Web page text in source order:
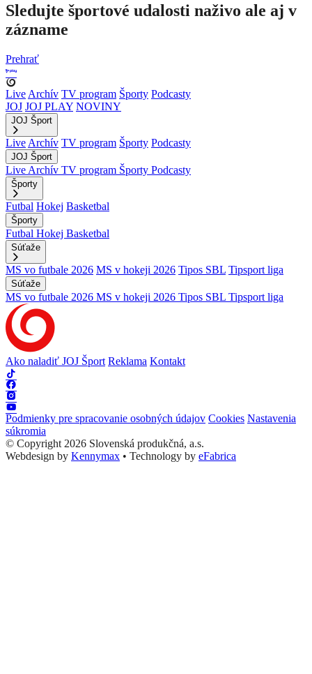
Sledujte športové udalosti naživo ale aj v
zázname
Prehrať
Live Archív TV program Športy Podcasty
JOJ JOJ PLAY NOVINY
JOJ Šport
Live Archív TV program Športy Podcasty
JOJ Šport
Live Archív TV program Športy Podcasty
Športy
Futbal Hokej Basketbal
Športy
Futbal Hokej Basketbal
Súťaže
MS vo futbale 2026 MS v hokeji 2026 Tipos SBL Tipsport liga
Súťaže
MS vo futbale 2026 MS v hokeji 2026 Tipos SBL Tipsport liga
Ako naladiť JOJ Šport Reklama Kontakt
Podmienky pre spracovanie osobných údajov Cookies Nastavenia
súkromia
© Copyright 2026 Slovenská produkčná, a.s.
Webdesign by Kennymax • Technology by eFabrica